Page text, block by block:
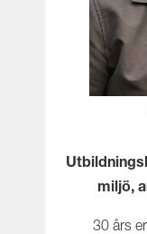
miljö,
30 års